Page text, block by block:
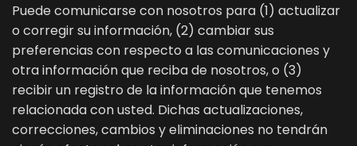
Puede comunicarse con nosotros para (1) actualizar
o corregir su información, (2) cambiar sus
preferencias con respecto a las comunicaciones y
otra información que reciba de nosotros, o (3)
recibir un registro de la información que tenemos
relacionada con usted. Dichas actualizaciones,
correcciones, cambios y eliminaciones no tendrán